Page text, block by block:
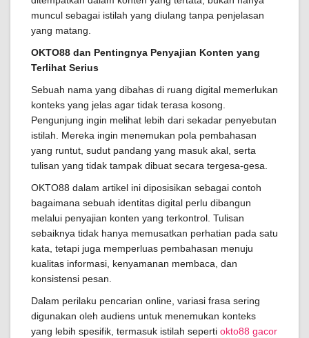
muncul sebagai istilah yang diulang tanpa penjelasan
yang matang.
OKTO88 dan Pentingnya Penyajian Konten yang
Terlihat Serius
Sebuah nama yang dibahas di ruang digital memerlukan
konteks yang jelas agar tidak terasa kosong.
Pengunjung ingin melihat lebih dari sekadar penyebutan
istilah. Mereka ingin menemukan pola pembahasan
yang runtut, sudut pandang yang masuk akal, serta
tulisan yang tidak tampak dibuat secara tergesa-gesa.
OKTO88 dalam artikel ini diposisikan sebagai contoh
bagaimana sebuah identitas digital perlu dibangun
melalui penyajian konten yang terkontrol. Tulisan
sebaiknya tidak hanya memusatkan perhatian pada satu
kata, tetapi juga memperluas pembahasan menuju
kualitas informasi, kenyamanan membaca, dan
konsistensi pesan.
Dalam perilaku pencarian online, variasi frasa sering
digunakan oleh audiens untuk menemukan konteks
yang lebih spesifik, termasuk istilah seperti okto88 gacor